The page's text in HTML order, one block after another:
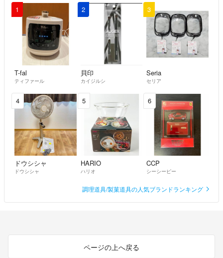
1
T-fal
ティファール
2
貝印
カイジルシ
3
Seria
セリア
4
ドウシシャ
ドウシシャ
5
HARIO
ハリオ
6
CCP
シーシーピー
調理道具/製菓道具の人気ブランドランキング
ページの上へ戻る